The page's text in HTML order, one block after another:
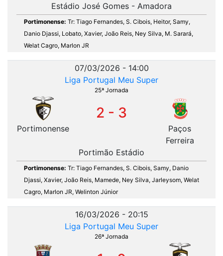
Estádio José Gomes - Amadora
Portimonense: Tr: Tiago Fernandes, S. Cibois, Heitor, Samy,
Danio Djassi, Lobato, Xavier, João Reis, Ney Silva, M. Sarará,
Welat Cagro, Marlon JR
07/03/2026 - 14:00
Liga Portugal Meu Super
25ª Jornada
Portimonense
2 - 3
Paços
Ferreira
Portimão Estádio
Portimonense: Tr: Tiago Fernandes, S. Cibois, Samy, Danio
Djassi, Xavier, João Reis, Mamede, Ney Silva, Jarleysom, Welat
Cagro, Marlon JR, Welinton Júnior
16/03/2026 - 20:15
Liga Portugal Meu Super
26ª Jornada